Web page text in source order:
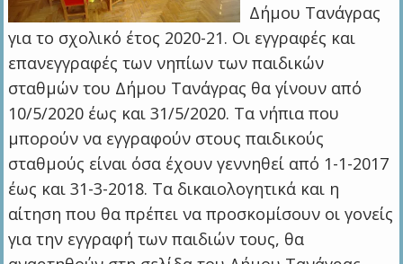
Δήμου Τανάγρας
για το σχολικό έτος 2020-21. Οι εγγραφές και
επανεγγραφές των νηπίων των παιδικών
σταθμών του Δήμου Τανάγρας θα γίνουν από
10/5/2020 έως και 31/5/2020. Τα νήπια που
μπορούν να εγγραφούν στους παιδικούς
σταθμούς είναι όσα έχουν γεννηθεί από 1-1-2017
έως και 31-3-2018. Τα δικαιολογητικά και η
αίτηση που θα πρέπει να προσκομίσουν οι γονείς
για την εγγραφή των παιδιών τους, θα